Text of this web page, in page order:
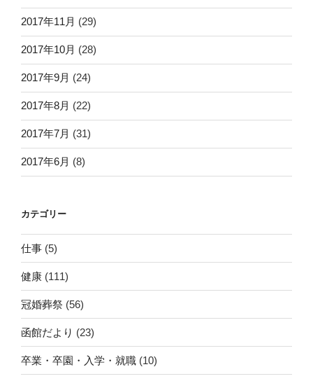
2017年11月 (29)
2017年10月 (28)
2017年9月 (24)
2017年8月 (22)
2017年7月 (31)
2017年6月 (8)
カテゴリー
仕事 (5)
健康 (111)
冠婚葬祭 (56)
函館だより (23)
卒業・卒園・入学・就職 (10)